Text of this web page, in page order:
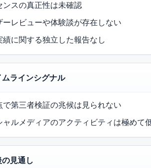
ンスの真正性は未確認
ーレビューや体験談が存在しない
績に関する独立した報告なし
ムラインシグナル
で第三者検証の兆候は見られない
ャルメディアのアクティビティは極めて
見通し